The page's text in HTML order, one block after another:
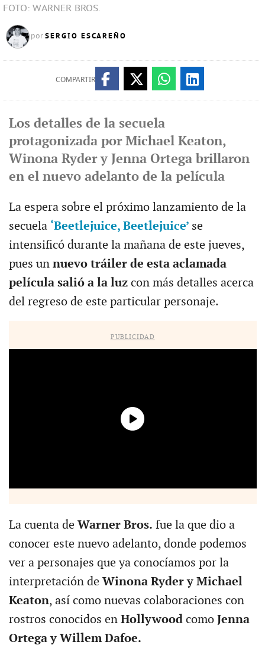
FOTO: WARNER BROS.
por SERGIO ESCAREÑO
COMPARTIR
Los detalles de la secuela
protagonizada por Michael Keaton,
Winona Ryder y Jenna Ortega brillaron
en el nuevo adelanto de la película
La espera sobre el próximo lanzamiento de la
secuela ‘Beetlejuice, Beetlejuice’ se
intensificó durante la mañana de este jueves,
pues un nuevo tráiler de esta aclamada
película salió a la luz con más detalles acerca
del regreso de este particular personaje.
PUBLICIDAD
La cuenta de Warner Bros. fue la que dio a
conocer este nuevo adelanto, donde podemos
ver a personajes que ya conocíamos por la
interpretación de Winona Ryder y Michael
Keaton, así como nuevas colaboraciones con
rostros conocidos en Hollywood como Jenna
Ortega y Willem Dafoe.